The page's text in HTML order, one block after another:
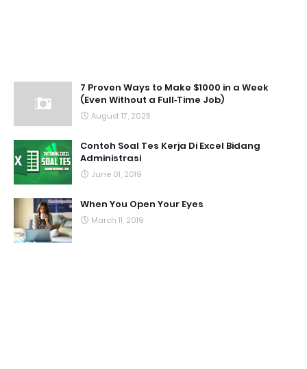
7 Proven Ways to Make $1000 in a Week
(Even Without a Full‑Time Job)
August 17, 2025
Contoh Soal Tes Kerja Di Excel Bidang
Administrasi
June 01, 2019
When You Open Your Eyes
March 11, 2019